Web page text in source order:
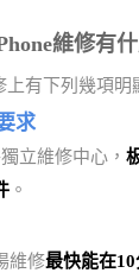
維修有
有下列幾項明
求
立維修中心，
。
維修最快能在